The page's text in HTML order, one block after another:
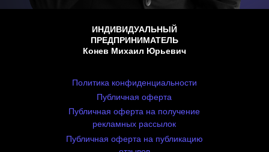
ИНДИВИДУАЛЬНЫЙ
ПРЕДПРИНИМАТЕЛЬ
Конев Михаил Юрьевич
Публичная оферта
Политика конфиденциальности
Публичная оферта на получение
рекламных рассылок
Публичная оферта на публикацию